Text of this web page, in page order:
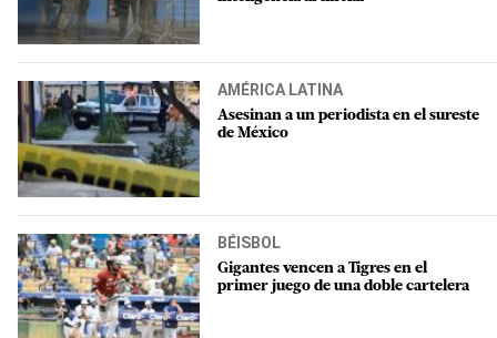
AMÉRICA LATINA
Asesinan a un periodista en el sureste
de México
BÉISBOL
Gigantes vencen a Tigres en el
primer juego de una doble cartelera